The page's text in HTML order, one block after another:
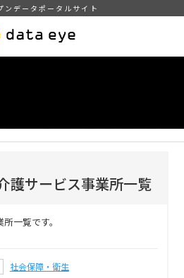
ンデータポータルサイト
護サービス事業所一覧
一覧です。
社会保障・衛生